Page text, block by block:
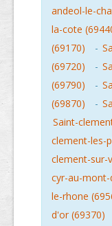
andeol-le-
la-cote
(69170)
-
(69720)
-
(69790)
-
(69870)
-
Saint-
clement-les-
clement-sur-
cyr-au-
le-rhone
d'or (69370)